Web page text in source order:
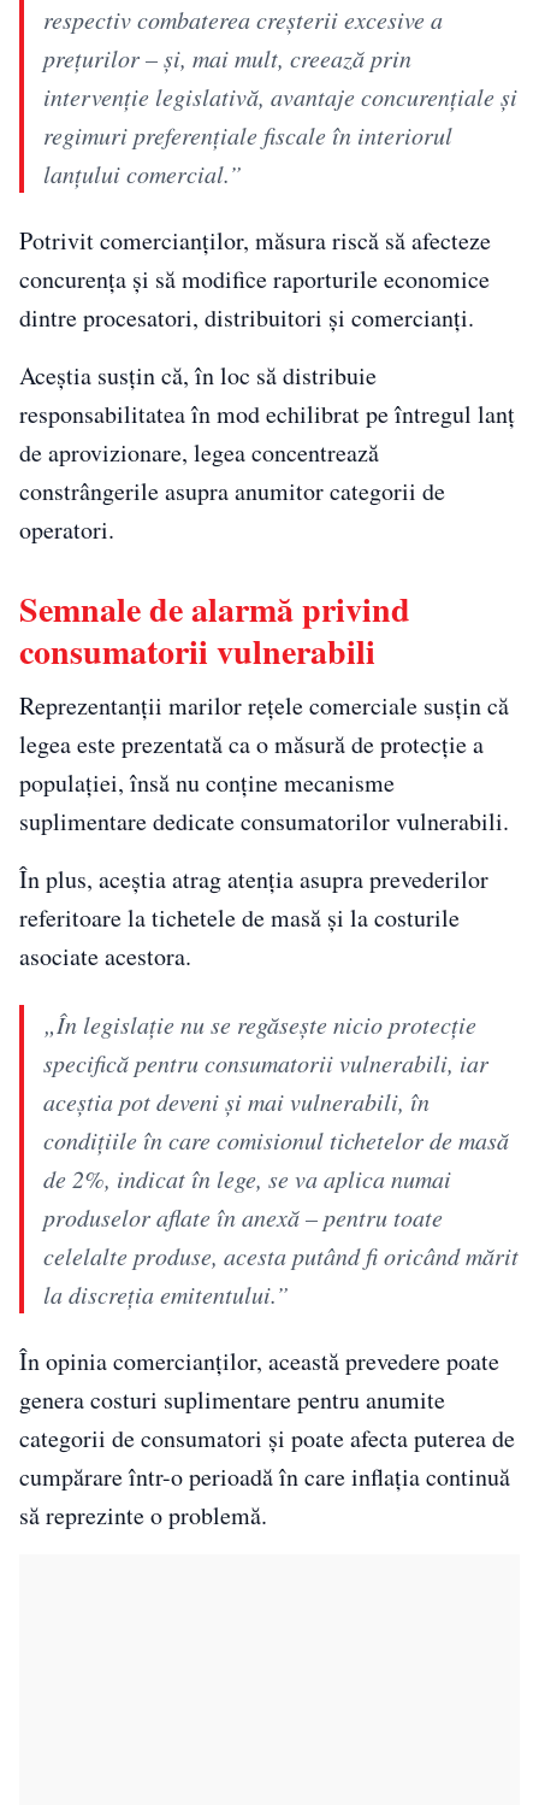
respectiv combaterea creşterii excesive a
preţurilor – şi, mai mult, creează prin
intervenţie legislativă, avantaje concurenţiale şi
regimuri preferenţiale fiscale în interiorul
lanţului comercial.”
Potrivit comercianților, măsura riscă să afecteze
concurența și să modifice raporturile economice
dintre procesatori, distribuitori și comercianți.
Aceștia susțin că, în loc să distribuie
responsabilitatea în mod echilibrat pe întregul lanț
de aprovizionare, legea concentrează
constrângerile asupra anumitor categorii de
operatori.
Semnale de alarmă privind
consumatorii vulnerabili
Reprezentanții marilor rețele comerciale susțin că
legea este prezentată ca o măsură de protecție a
populației, însă nu conține mecanisme
suplimentare dedicate consumatorilor vulnerabili.
În plus, aceștia atrag atenția asupra prevederilor
referitoare la tichetele de masă și la costurile
asociate acestora.
„În legislaţie nu se regăseşte nicio protecţie
specifică pentru consumatorii vulnerabili, iar
aceştia pot deveni şi mai vulnerabili, în
condiţiile în care comisionul tichetelor de masă
de 2%, indicat în lege, se va aplica numai
produselor aflate în anexă – pentru toate
celelalte produse, acesta putând fi oricând mărit
la discreţia emitentului.”
În opinia comercianților, această prevedere poate
genera costuri suplimentare pentru anumite
categorii de consumatori și poate afecta puterea de
cumpărare într-o perioadă în care inflația continuă
să reprezinte o problemă.